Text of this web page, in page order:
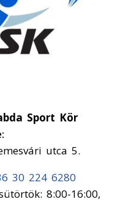
Sport Kör
utca 5.
30 224 6280
8:00-16:00,